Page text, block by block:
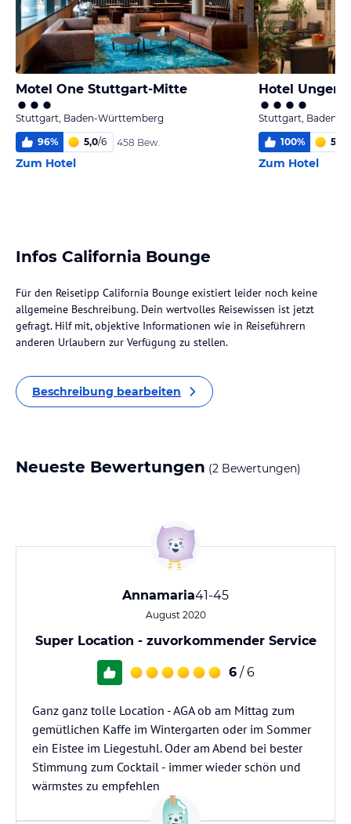
Motel One Stuttgart-Mitte
Stuttgart, Baden-Württemberg
96% 5,0/6 458 Bew.
Zum Hotel
Hotel Unger
Stuttgart, Baden-
100% 5,2
Zum Hotel
Infos California Bounge
Für den Reisetipp California Bounge existiert leider noch keine
allgemeine Beschreibung. Dein wertvolles Reisewissen ist jetzt
gefragt. Hilf mit, objektive Informationen wie in Reiseführern
anderen Urlaubern zur Verfügung zu stellen.
Beschreibung bearbeiten
Neueste Bewertungen (2 Bewertungen)
Annamaria41-45
August 2020
Super Location - zuvorkommender Service
6 / 6
Ganz ganz tolle Location - AGA ob am Mittag zum
gemütlichen Kaffe im Wintergarten oder im Sommer
ein Eistee im Liegestuhl. Oder am Abend bei bester
Stimmung zum Cocktail - immer wieder schön und
wärmstes zu empfehlen